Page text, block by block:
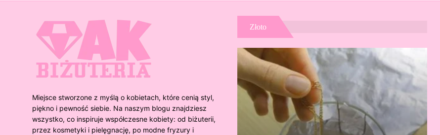
Miejsce stworzone z myślą o kobietach, które cenią styl,
piękno i pewność siebie. Na naszym blogu znajdziesz
wszystko, co inspiruje współczesne kobiety: od biżuterii,
przez kosmetyki i pielęgnację, po modne fryzury i
Złoto